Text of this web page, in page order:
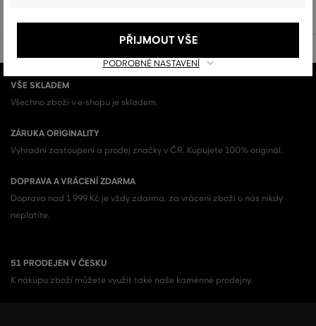
VŠE SKLADEM
Všechno zboží v e-shopu je skladem.
ZÁRUKA ORIGINALITY
Výhradní zastoupení a prodej značky v ČR. Kupujete 100% originál.
DOPRAVA A VRÁCENÍ ZDARMA
Doprava nad 1 999 Kč je vždy zdarma, za vrácení zboží u nás nikdy
neplatíte.
51 PRODEJEN V ČESKU
K nákupu zboží můžete využít také naše kamenné prodejny.
PODROBNÉ NASTAVENÍ
PŘIJMOUT VŠE